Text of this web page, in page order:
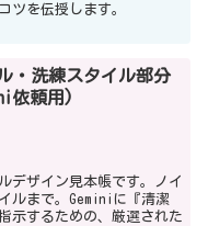
ツを伝授します。
・洗練スタイル部分
依頼用)
デザイン見本帳です。ノイ
ルまで。Geminiに『清潔
示するための、厳選された